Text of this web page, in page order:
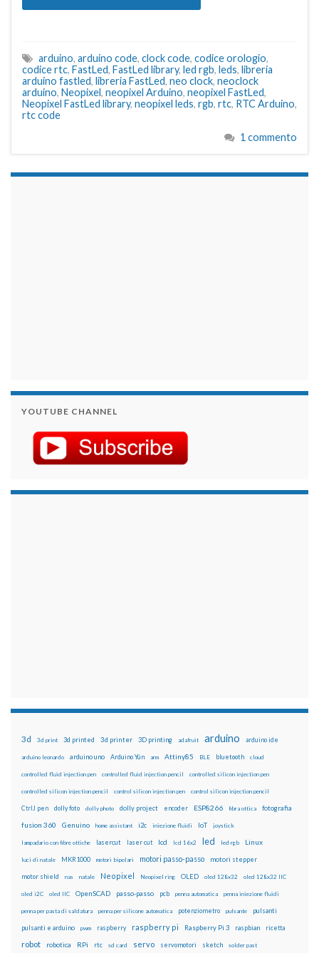
arduino, arduino code, clock code, codice orologio,
codice rtc, FastLed, FastLed library, led rgb, leds, libreria
arduino fastled, libreria FastLed, neo clock, neoclock
arduino, Neopixel, neopixel Arduino, neopixel FastLed,
Neopixel FastLed library, neopixel leds, rgb, rtc, RTC Arduino,
rtc code
1 commento
YOUTUBE CHANNEL
3d 3d print 3d printed 3d printer 3D printing adafruit arduino arduino ide
arduino leonardo arduino uno Arduino Yún arm Attiny85 BLE bluetooth cloud
controlled fluid injection pen controlled fluid injection pencil controlled silicon injection pen
controlled silicon injection pencil control silicon injection pen control silicon injection pencil
CtrlJ pen dolly foto dolly photo dolly project encoder ESP8266 fibra ottica fotografia
fusion 360 Genuino home assistant i2c iniezione fluidi IoT joystick
lampadario con fibre ottiche lasercut laser cut lcd lcd 16x2 led led rgb Linux
luci di natale MKR1000 motori bipolari motori passo-passo motori stepper
motor shield nas natale Neopixel Neopixel ring OLED oled 128x32 oled 128x32 IIC
oled i2C oled IIC OpenSCAD passo-passo pcb penna automatica penna iniezione fluidi
penna per pasta di saldatura penna per silicone automatica potenziometro pulsante pulsanti
pulsanti e arduino pwm raspberry raspberry pi Raspberry Pi 3 raspbian ricetta
robot robotica RPi rtc sd card servo servomotori sketch solder past